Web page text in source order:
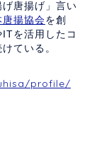
唐揚げ」言い
唐揚協会を創
を活用したコ
ている。
profile/